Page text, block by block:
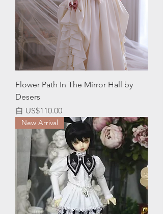
Flower Path In The Mirror Hall by
Desers
自 US$110.00
促銷價格
New Arrival